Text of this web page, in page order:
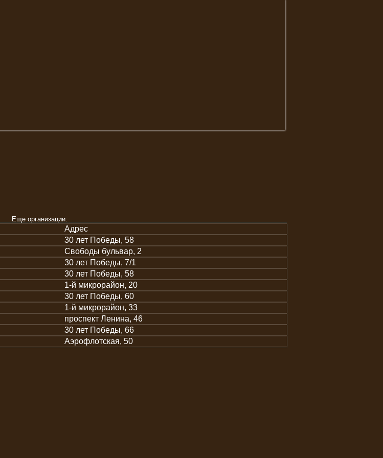
Еще организации:
Адрес
30 лет Победы, 58
Свободы бульвар, 2
30 лет Победы, 7/1
30 лет Победы, 58
1-й микрорайон, 20
30 лет Победы, 60
1-й микрорайон, 33
проспект Ленина, 46
30 лет Победы, 66
Аэрофлотская, 50